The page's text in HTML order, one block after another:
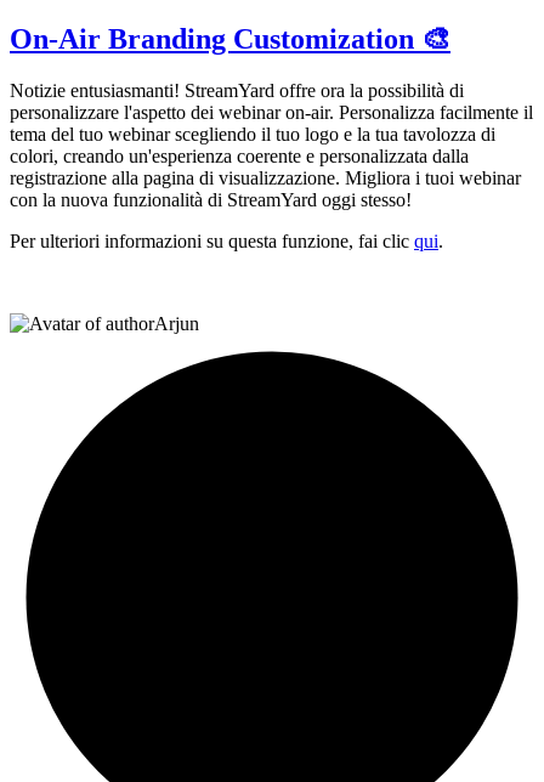
On-Air Branding Customization 🎨
Notizie entusiasmanti! StreamYard offre ora la possibilità di
personalizzare l'aspetto dei webinar on-air. Personalizza facilmente il
tema del tuo webinar scegliendo il tuo logo e la tua tavolozza di
colori, creando un'esperienza coerente e personalizzata dalla
registrazione alla pagina di visualizzazione. Migliora i tuoi webinar
con la nuova funzionalità di StreamYard oggi stesso!
Per ulteriori informazioni su questa funzione, fai clic qui.
Arjun